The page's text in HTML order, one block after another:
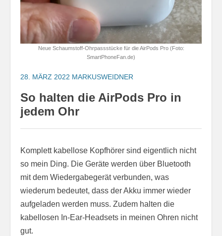
Neue Schaumstoff-Ohrpassstücke für die AirPods Pro (Foto:
SmartPhoneFan.de)
28. MÄRZ 2022 MARKUSWEIDNER
So halten die AirPods Pro in
jedem Ohr
Komplett kabellose Kopfhörer sind eigentlich nicht
so mein Ding. Die Geräte werden über Bluetooth
mit dem Wiedergabegerät verbunden, was
wiederum bedeutet, dass der Akku immer wieder
aufgeladen werden muss. Zudem halten die
kabellosen In-Ear-Headsets in meinen Ohren nicht
gut.